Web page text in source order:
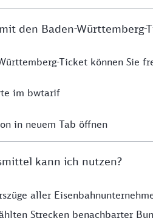
den Baden-Württemberg-
Ticket können Sie
im bwtarif
in neuem Tab öffnen
kann ich nutzen?
aller
Strecken benachbarter